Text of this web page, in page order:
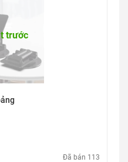
trước
Đã bán 113